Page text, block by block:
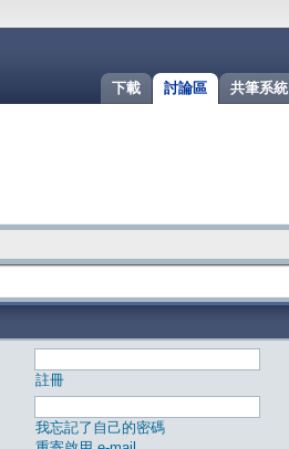
共筆系統
討論區
下載
註冊
我忘記了自己的密碼